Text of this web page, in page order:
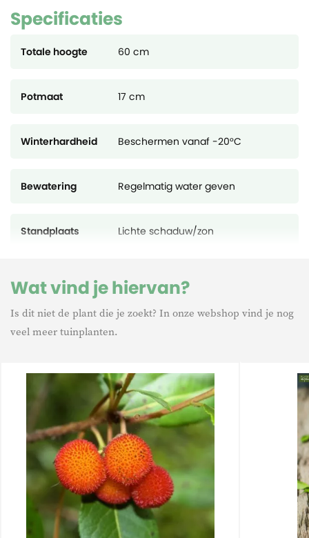
Specificaties
Totale hoogte 60 cm
Potmaat 17 cm
Winterhardheid Beschermen vanaf -20°C
Bewatering Regelmatig water geven
Standplaats Lichte schaduw/zon
Wat vind je hiervan?
Is dit niet de plant die je zoekt? In onze webshop vind je nog
veel meer tuinplanten.